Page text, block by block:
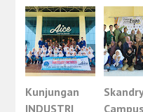
Kunjungan
INDUSTRI